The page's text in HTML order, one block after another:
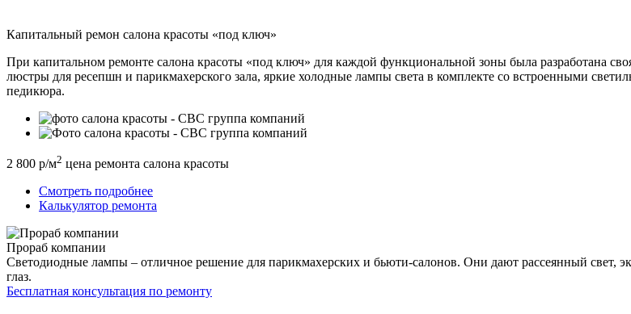
Капитальный ремон салона красоты «под ключ»
При капитальном ремонте салона красоты «под ключ» для каждой функциональной зоны была разработана
люстры для ресепшн и парикмахерского зала, яркие холодные лампы света в комплекте со встроенными
педикюра.
2 800 р/м2 цена ремонта салона красоты
Смотреть подробнее
Калькулятор ремонта
Прораб компании
Светодиодные лампы – отличное решение для парикмахерских и бьюти-салонов. Они дают рассеянный свет,
глаз.
Бесплатная консультация по ремонту